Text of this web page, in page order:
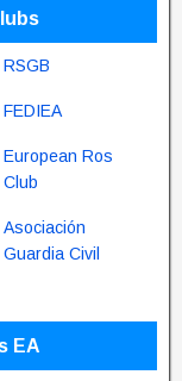
RSGB
FEDIEA
European Ros
Club
Asociación
Guardia Civil
EA